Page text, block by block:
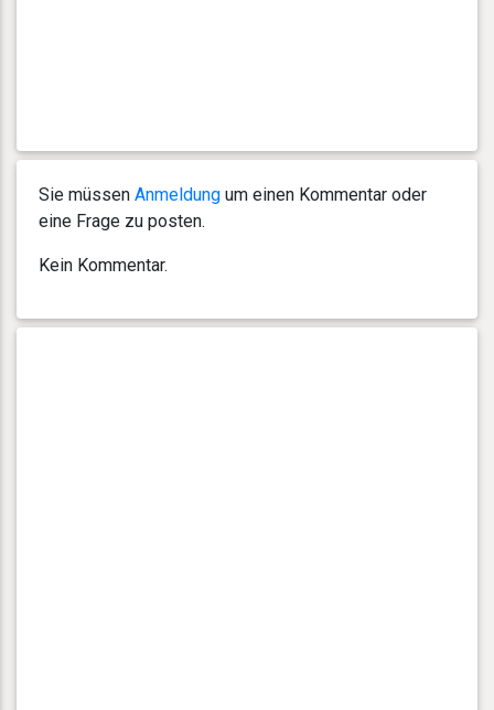
Sie müssen Anmeldung um einen Kommentar oder
eine Frage zu posten.
Kein Kommentar.